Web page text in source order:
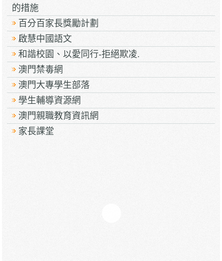
的措施
百分百家長獎勵計劃
啟慧中國語文
和諧校園、以愛同行-拒絕欺凌.
澳門禁毒網
澳門大專學生部落
學生輔導資源網
澳門親職教育資訊網
家長課堂